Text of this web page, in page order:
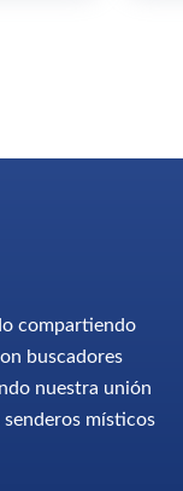
compartiendo
buscadores
nuestra unión
senderos místicos